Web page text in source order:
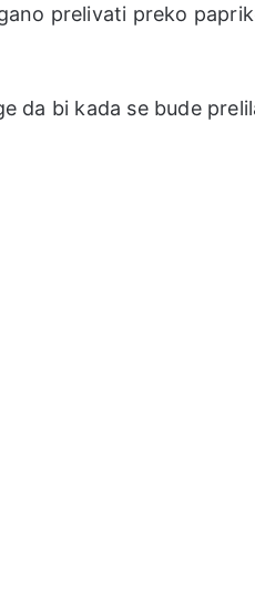
prelivati preko
da bi kada se bude